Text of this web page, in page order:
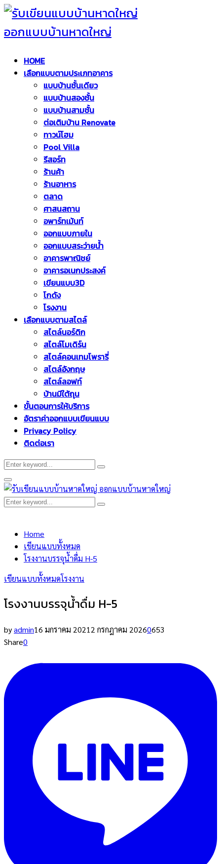
HOME
เลือกแบบตามประเภทอาคาร
แบบบ้านชั้นเดียว
แบบบ้านสองชั้น
แบบบ้านสามชั้น
ต่อเติมบ้าน Renovate
ทาวน์โฮม
Pool Villa
รีสอร์ท
ร้านค้า
ร้านอาหาร
ตลาด
ศาสนสถาน
อพาร์ทเม้นท์
ออกแบบภายใน
ออกแบบสระว่ายน้ำ
อาคารพาณิชย์
อาคารอเนกประสงค์
เขียนแบบ3D
โกดัง
โรงงาน
เลือกแบบตามสไตล์
สไตล์นอร์ดิก
สไตล์โมเดิร์น
สไตล์คอนเทมโพรารี่
สไตล์อังกฤษ
สไตล์ลอฟท์
บ้านมีใต้ถุน
ขั้นตอนการให้บริการ
อัตราค่าออกแบบเขียนแบบ
Privacy Policy
ติดต่อเรา
Search
for:
Search
Primary
Menu
Search
Search
Home
เขียนแบบทั้งหมด
โรงงานบรรจุนํ้าดื่ม H-5
เขียนแบบทั้งหมดโรงงาน
โรงงานบรรจุนํ้าดื่ม H-5
byadmin16 มกราคม 20212 กรกฎาคม 20260653
Share0